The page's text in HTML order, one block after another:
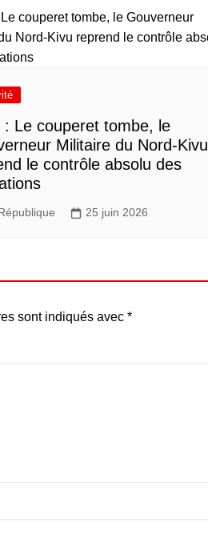
: Le couperet tombe, le
Militaire du Nord-Kivu
le contrôle absolu des
25 juin 2026
sont indiqués avec *